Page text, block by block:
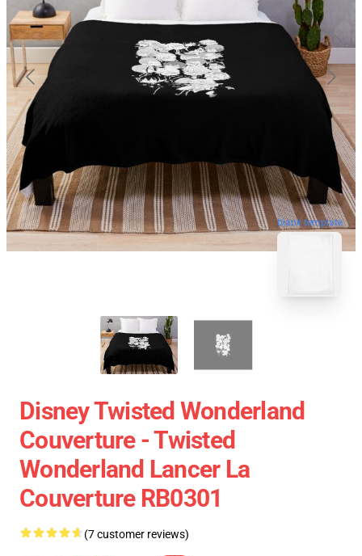
blank template
Disney Twisted Wonderland
Couverture - Twisted
Wonderland Lancer La
Couverture RB0301
(7 customer reviews)